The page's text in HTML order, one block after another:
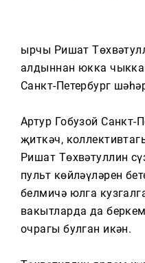
Җырчы Ришат
алдыннан юкка
Санкт-Петербург
Артур Гобузой Санкт-
җиткәч,
Ришат Төхвәтуллин
пульт көйләүләрен
белмичә юлга
вакытларда да
очрагы булган икән.